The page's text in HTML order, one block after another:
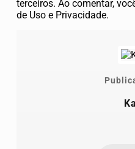
terceiros. Ao comentar,
de Uso e Privacidade.